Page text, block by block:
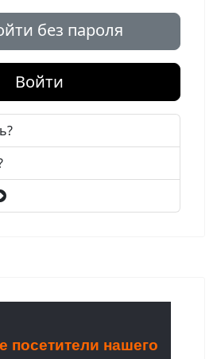
без пароля
Войти
посетители нашего